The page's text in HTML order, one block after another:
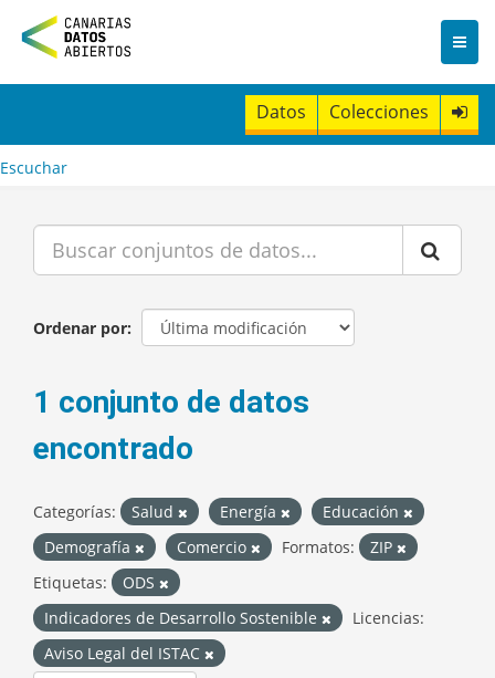
n
t
Datos Colecciones
Escuchar
Ordenar por
1 conjunto de datos
encontrado
Categorías: Salud Energía
Educación
Demografía
Comercio Formatos:
ZIP
Etiquetas:
ODS
Indicadores de Desarrollo Sostenible
Licencias:
Aviso Legal del ISTAC